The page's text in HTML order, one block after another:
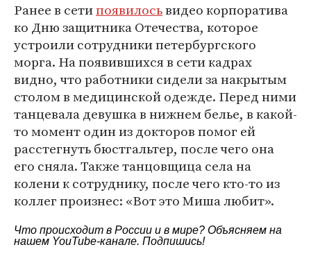
Ранее в сетипоявилосьвидео корпоратива
ко Дню защитника Отечества, которое
устроили сотрудники петербургского
морга. На появившихся в сети кадрах
видно, что работники сидели за накрытым
столом в медицинской одежде. Перед ними
танцевала девушка в нижнем белье, в какой-
то момент один из докторов помог ей
расстегнуть бюстгальтер, после чего она
его сняла. Также танцовщица села на
колени к сотруднику, после чего кто-то из
коллег произнес: «Вот это Миша любит».
Что происходит в России и в мире? Объясняем на
нашем YouTube-канале. Подпишись!